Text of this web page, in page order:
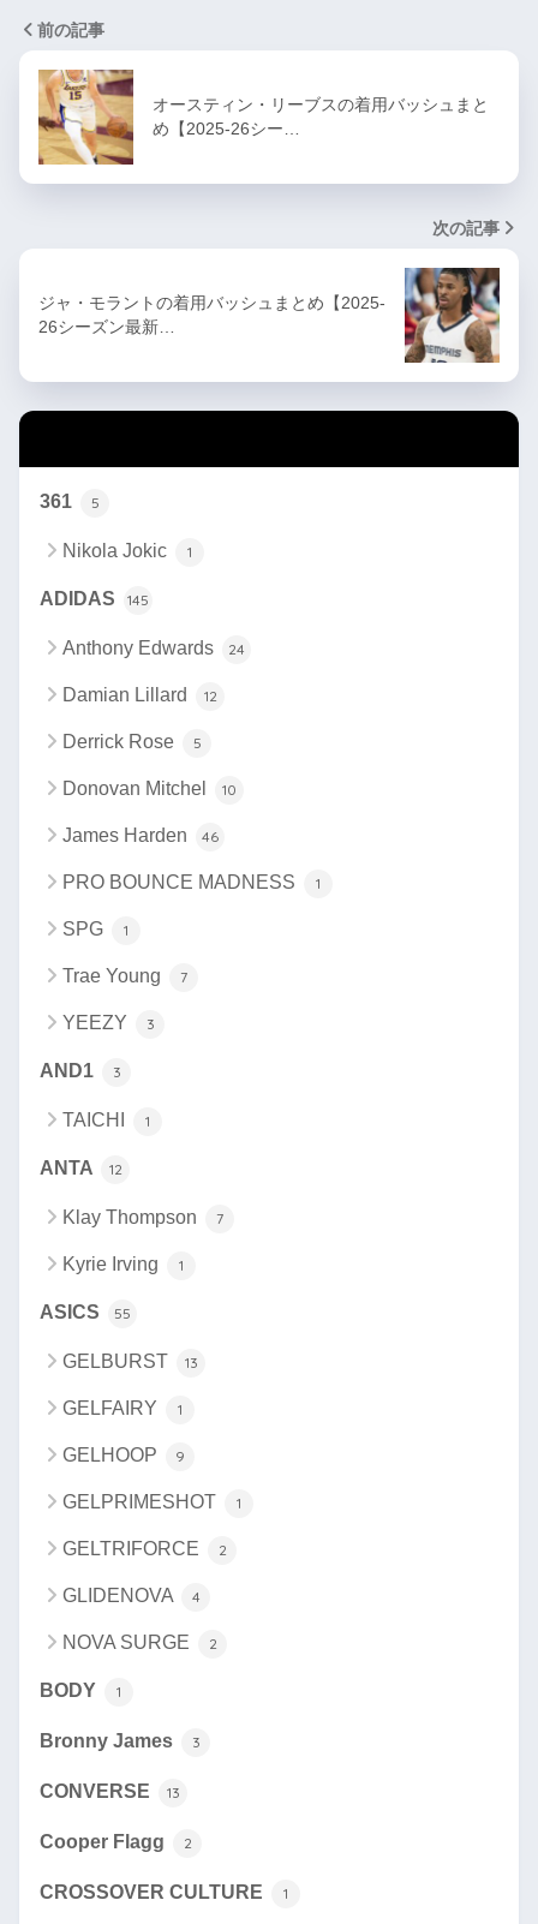
前の記事
オースティン・リーブスの着用バッシュまと
め【2025-26シー…
次の記事
ジャ・モラントの着用バッシュまとめ【2025-
26シーズン最新…
361 5
Nikola Jokic 1
ADIDAS 145
Anthony Edwards 24
Damian Lillard 12
Derrick Rose 5
Donovan Mitchel 10
James Harden 46
PRO BOUNCE MADNESS 1
SPG 1
Trae Young 7
YEEZY 3
AND1 3
TAICHI 1
ANTA 12
Klay Thompson 7
Kyrie Irving 1
ASICS 55
GELBURST 13
GELFAIRY 1
GELHOOP 9
GELPRIMESHOT 1
GELTRIFORCE 2
GLIDENOVA 4
NOVA SURGE 2
BODY 1
Bronny James 3
CONVERSE 13
Cooper Flagg 2
CROSSOVER CULTURE 1